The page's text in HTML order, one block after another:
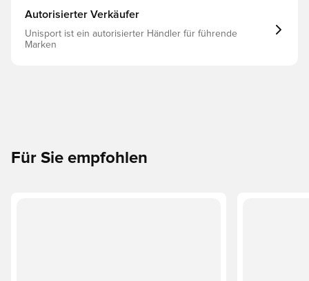
Autorisierter Verkäufer
Unisport ist ein autorisierter Händler für führende
Marken
Für Sie empfohlen